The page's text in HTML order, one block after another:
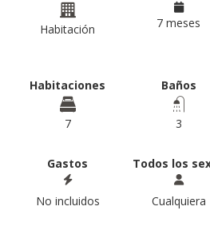
Habitación 7 meses
Habitaciones
7
Baños
3
Gastos
No incluidos
Todos los
Cualquiera